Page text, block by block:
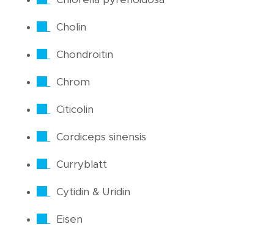
Cholin
Chondroitin
Chrom
Citicolin
Cordiceps sinensis
Curryblatt
Cytidin & Uridin
Eisen